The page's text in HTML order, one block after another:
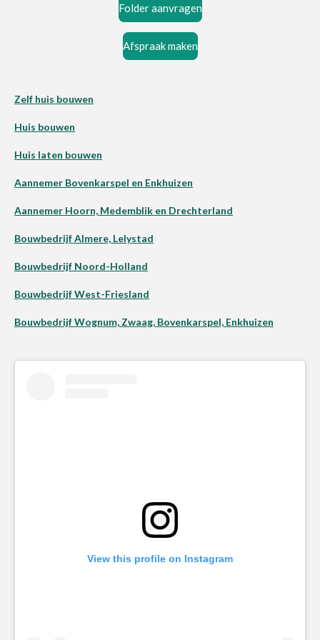
Folder aanvragen
Afspraak maken
Zelf huis bouwen
Huis bouwen
Huis laten bouwen
Aannemer Bovenkarspel en Enkhuizen
Aannemer Hoorn, Medemblik en Drechterland
Bouwbedrijf Almere, Lelystad
Bouwbedrijf Noord-Holland
Bouwbedrijf West-Friesland
Bouwbedrijf Wognum, Zwaag, Bovenkarspel, Enkhuizen
View this profile on Instagram